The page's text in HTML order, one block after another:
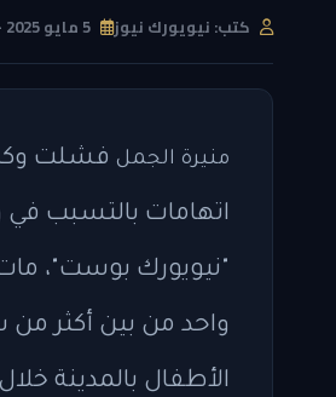
كتب: نيويورك نيوز
منيرة الجمل فشلت
اتهامات بالتسبب
"نيويورك بوست"،
واحد من بين أكثر من
الأطفال بالمدينة